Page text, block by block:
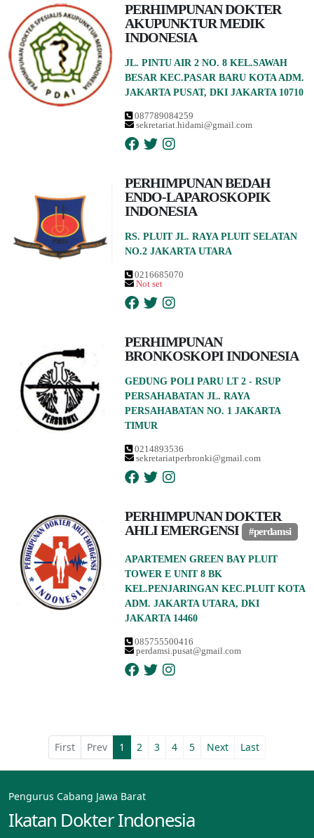
PERHIMPUNAN DOKTER
AKUPUNKTUR MEDIK
INDONESIA
JL. PINTU AIR 2 NO. 8 KEL.SAWAH
BESAR KEC.PASAR BARU KOTA ADM.
JAKARTA PUSAT, DKI JAKARTA 10710
087789084259
sekretariat.hidami@gmail.com
PERHIMPUNAN BEDAH
ENDO-LAPAROSKOPIK
INDONESIA
RS. PLUIT JL. RAYA PLUIT SELATAN
NO.2 JAKARTA UTARA
0216685070
Not set
PERHIMPUNAN
BRONKOSKOPI INDONESIA
GEDUNG POLI PARU LT 2 - RSUP
PERSAHABATAN JL. RAYA
PERSAHABATAN NO. 1 JAKARTA
TIMUR
0214893536
sekretariatperbronki@gmail.com
PERHIMPUNAN DOKTER
AHLI EMERGENSI
#perdamsi
APARTEMEN GREEN BAY PLUIT
TOWER E UNIT 8 BK
KEL.PENJARINGAN KEC.PLUIT KOTA
ADM. JAKARTA UTARA, DKI
JAKARTA 14460
085755500416
perdamsi.pusat@gmail.com
First Prev 1 2 3 4 5 Next Last
Pengurus Cabang Jawa Barat
Ikatan Dokter Indonesia